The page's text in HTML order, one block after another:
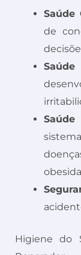
Saúde
de
Higiene do